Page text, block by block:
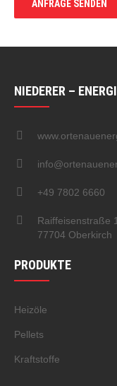
NIEDERER –
+49 7802 6660
Raiffeisenstraße
77704 Oberkirch
PRODUKTE
Heizöle
Pellets
Kraftstoffe